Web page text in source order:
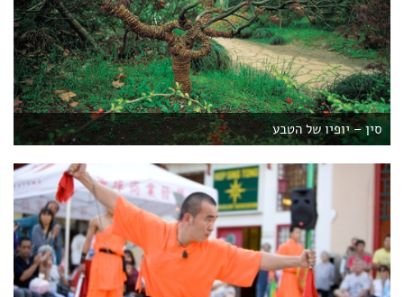
סין – יופיו של הטבע